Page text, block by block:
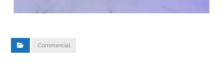
Commercial